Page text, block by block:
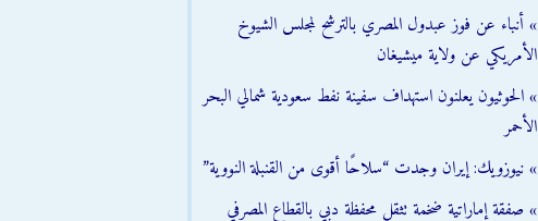
» أنباء عن فوز عبدول المصري بالترشح لمجلس الشيوخ
الأمريكي عن ولاية ميشيغان
» الحوثيون يعلنون استهداف سفينة نفط سعودية شمالي البحر
الأحمر
» نيوزويك: إيران وجدت “سلاحًا أقوى من القنبلة النووية”
» صفقة إماراتية ضخمة تثقل محفظة دبي بالقطاع المصرفي